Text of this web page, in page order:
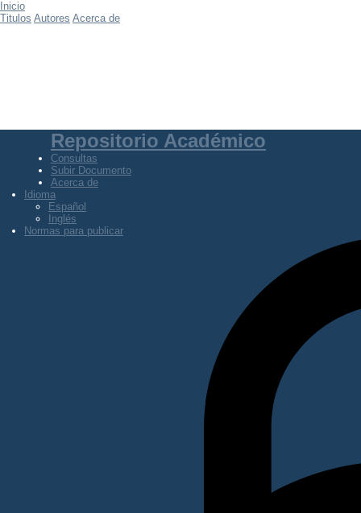
Inicio
Titulos Autores Acerca de
Repositorio Académico
Consultas
Subir Documento
Acerca de
Idioma
Español
Inglés
Normas para publicar